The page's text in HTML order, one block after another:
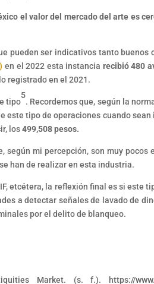
el valor del mercado del arte es
pueden ser indicativos tanto buenos
en el 2022 esta instancia recibió 480
registrado en el 2021.
tipo
5
. Recordemos que, según la
este tipo de operaciones cuando sean
los499,508 pesos.
según mi percepción, son muy pocos
han de realizar en esta industria.
etcétera, la reflexión final es si este
a detectar señales de lavado de
por el delito de blanqueo.
Market. (s. f.). https://